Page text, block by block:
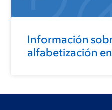
Información
alfabetización